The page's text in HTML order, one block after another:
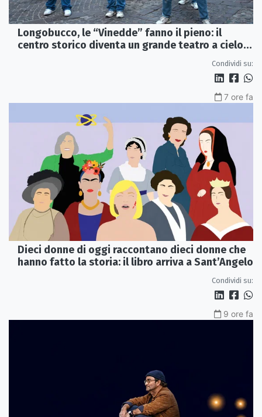
Longobucco, le “Vinedde” fanno il pieno: il
centro storico diventa un grande teatro a cielo
Condividi su:
7 ore fa
Dieci donne di oggi raccontano dieci donne che
hanno fatto la storia: il libro arriva a Sant’Angelo
Condividi su:
9 ore fa